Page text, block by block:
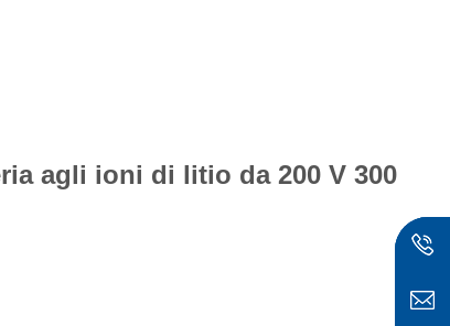
agli ioni di litio da 200 V 300